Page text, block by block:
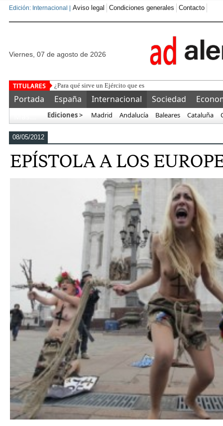
Edición: Internacional | Aviso legal Condiciones generales Contacto
viernes, 07 de agosto de 2026
¿Para qué sirve un Ejército que es incapaz de garantizar la
Portada España Internacional Sociedad
Ediciones > Madrid Andalucía Baleares Cataluña
08/05/2012
EPÍSTOLA A LOS